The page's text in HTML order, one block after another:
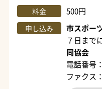
料金 500円
申し込み 市スポー
７日まで
同協会
電話番号
ファクス